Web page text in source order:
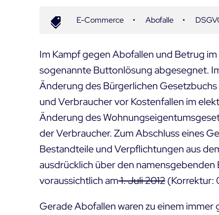
E-Commerce • Abofalle •
Im Kampf gegen Abofallen und Betrug
sogenannte Buttonlösung abgesegnet.
Änderung des Bürgerlichen
und Verbraucher vor Kostenfallen im
Änderung des
der Verbraucher. Zum Abschluss eines
Bestandteile und Verpflichtungen aus
ausdrücklich über den
voraussichtlich am1. Juli 2012(Korrektur:
Gerade Abofallen waren zu einem